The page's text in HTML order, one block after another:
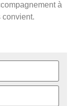
à
convient.